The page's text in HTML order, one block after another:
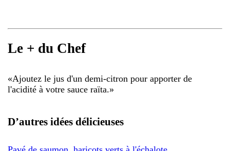
Le + du Chef
«Ajoutez le jus d'un demi-citron pour apporter de
l'acidité à votre sauce raïta.»
D’autres idées délicieuses